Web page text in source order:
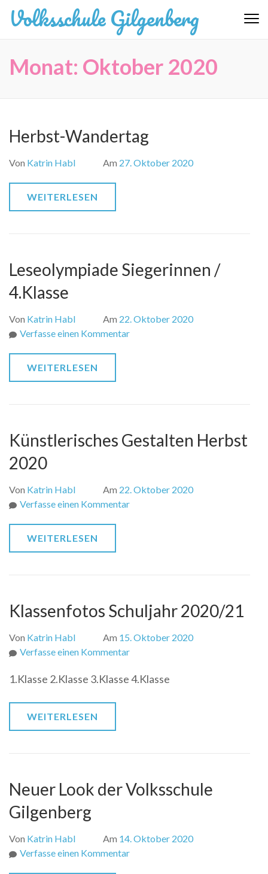
Zum
Inhalt
drücken)
Volksschule Gilgenberg
Monat: Oktober 2020
Herbst-Wandertag
Von Katrin Habl Am 27. Oktober 2020
WEITERLESEN
Leseolympiade Siegerinnen /
4.Klasse
Von Katrin Habl Am 22. Oktober 2020
Verfasse einen Kommentarzu
WEITERLESEN
Künstlerisches Gestalten Herbst
2020
Von Katrin Habl Am 22. Oktober 2020
Verfasse einen Kommentarzu
WEITERLESEN
Klassenfotos Schuljahr 2020/21
Von Katrin Habl Am 15. Oktober 2020
Verfasse einen Kommentarzu
Schuljahr
1.Klasse 2.Klasse 3.Klasse 4.Klasse
WEITERLESEN
Neuer Look der Volksschule
Gilgenberg
Von Katrin Habl Am 14. Oktober 2020
Verfasse einen Kommentarzu